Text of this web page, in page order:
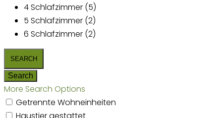
4 Schlafzimmer (5)
5 Schlafzimmer (2)
6 Schlafzimmer (2)
More Search Options
Getrennte Wohneinheiten